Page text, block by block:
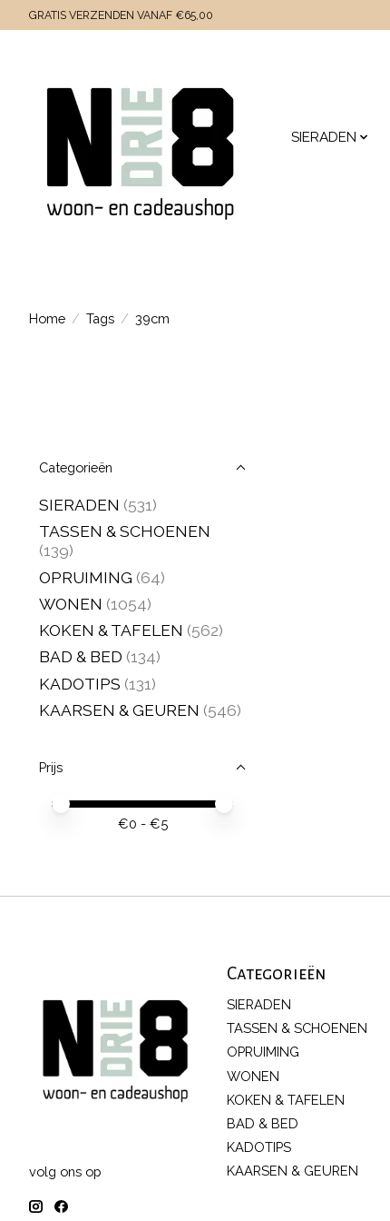
GRATIS VERZENDEN VANAF €65,00
SIERADEN
Home / Tags / 39cm
Categorieën
SIERADEN (531)
TASSEN & SCHOENEN
(139)
OPRUIMING (64)
WONEN (1054)
KOKEN & TAFELEN (562)
BAD & BED (134)
KADOTIPS (131)
KAARSEN & GEUREN (546)
Prijs
Minimale prijswaarde
Price maximum value
€0 - €5
volg ons op
Categorieën
SIERADEN
TASSEN & SCHOENEN
OPRUIMING
WONEN
KOKEN & TAFELEN
BAD & BED
KADOTIPS
KAARSEN & GEUREN